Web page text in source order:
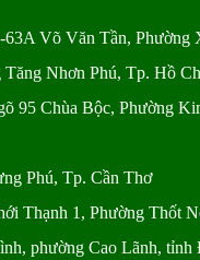
Võ Văn Tần, Phường
Nhơn Phú, Tp. Hồ
95 Chùa Bộc, Phường
Phú, Tp. Cần Thơ
Thạnh 1, Phường Thốt
phường Cao Lãnh, tỉnh